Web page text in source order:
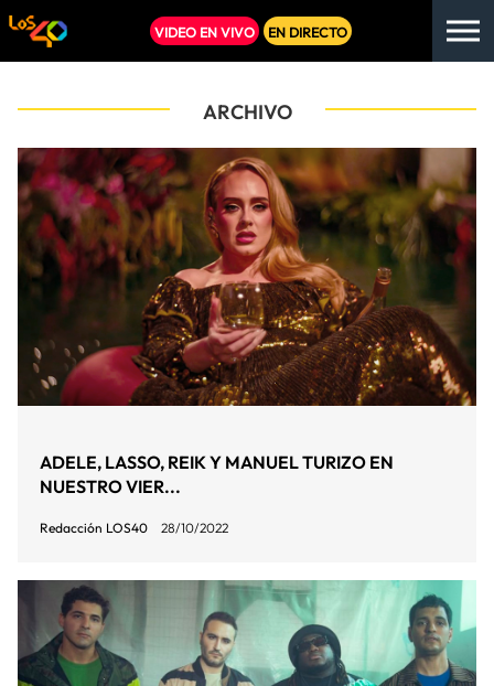
VIDEO EN VIVO EN DIRECTO
ARCHIVO
ADELE, LASSO, REIK Y MANUEL TURIZO EN
NUESTRO VIER...
Redacción LOS40 28/10/2022